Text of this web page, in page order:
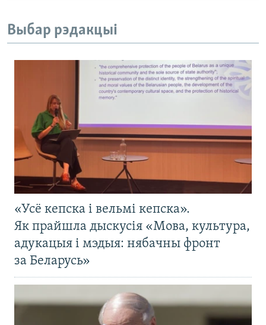
Выбар рэдакцыі
«Усё кепска і вельмі кепска».
Як прайшла дыскусія «Мова, культура,
адукацыя і мэдыя: нябачны фронт
за Беларусь»